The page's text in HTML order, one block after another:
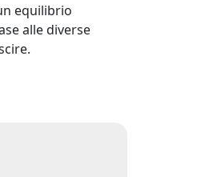
equilibrio
alle diverse